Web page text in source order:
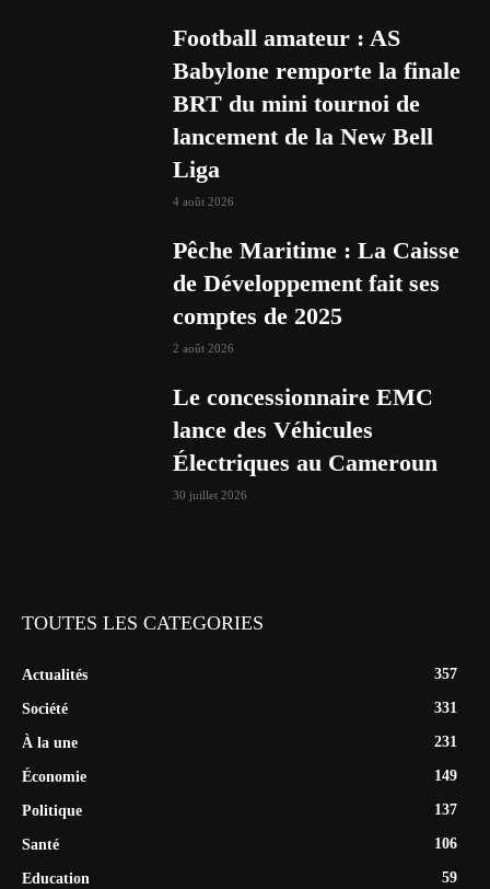
Football amateur : AS
Babylone remporte la finale
BRT du mini tournoi de
lancement de la New Bell
Liga
4 août 2026
Pêche Maritime : La Caisse
de Développement fait ses
comptes de 2025
2 août 2026
Le concessionnaire EMC
lance des Véhicules
Électriques au Cameroun
30 juillet 2026
TOUTES LES CATEGORIES
Actualités 357
Société 331
À la une 231
Économie 149
Politique 137
Santé 106
Education 59